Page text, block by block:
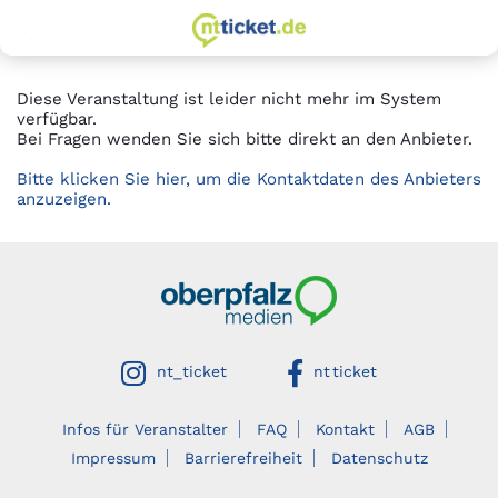
zur Startseite
zum
zur
Diese Veranstaltung ist leider nicht mehr im System
verfügbar.
Bei Fragen wenden Sie sich bitte direkt an den Anbieter.
Bitte klicken Sie hier, um die Kontaktdaten des Anbieters
anzuzeigen.
Oberpfalzmedien
nt_ticketauf instagramnt ticketauf facebook
Infos für Veranstalter FAQ Kontakt
AGB
Impressum
Barrierefreiheit Datenschutz